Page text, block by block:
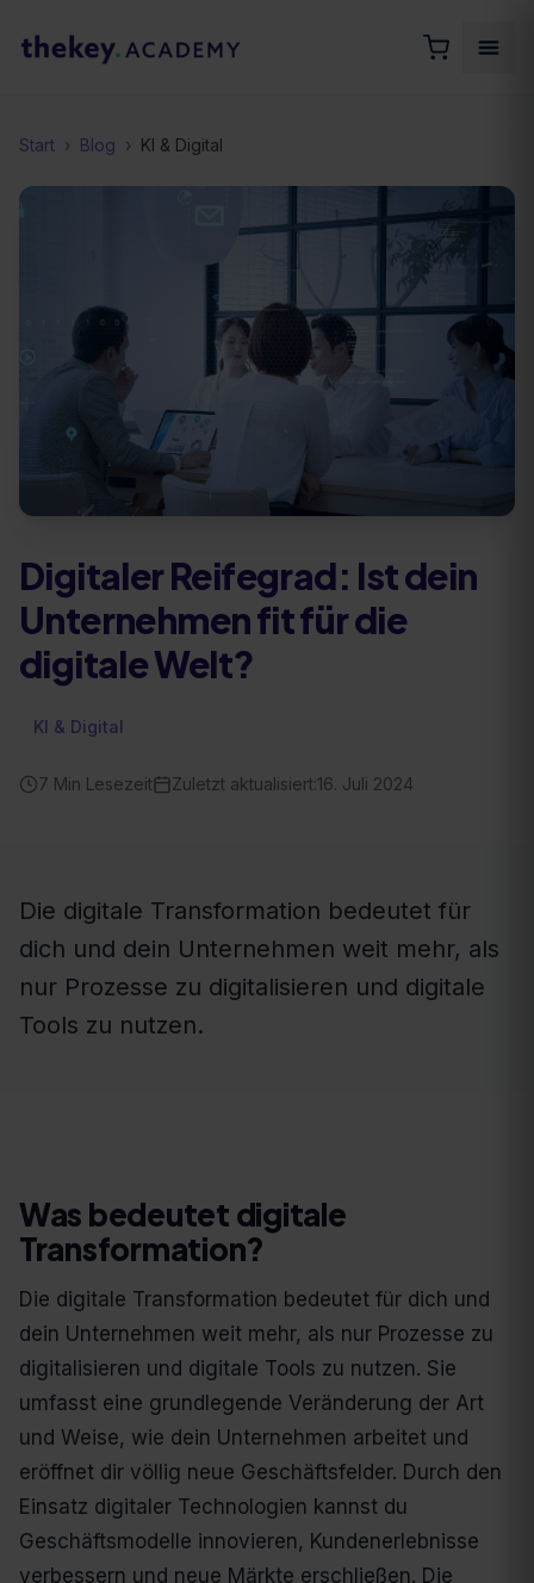
Start › Blog › KI & Digital
Digitaler Reifegrad: Ist dein
Unternehmen fit für die
digitale Welt?
KI & Digital
7 Min Lesezeit Zuletzt aktualisiert:16. Juli 2024
Die digitale Transformation bedeutet für
dich und dein Unternehmen weit mehr, als
nur Prozesse zu digitalisieren und digitale
Tools zu nutzen.
Was bedeutet digitale
Transformation?
Die digitale Transformation bedeutet für dich und
dein Unternehmen weit mehr, als nur Prozesse zu
digitalisieren und digitale Tools zu nutzen. Sie
umfasst eine grundlegende Veränderung der Art
und Weise, wie dein Unternehmen arbeitet und
eröffnet dir völlig neue Geschäftsfelder. Durch den
Einsatz digitaler Technologien kannst du
Geschäftsmodelle innovieren, Kundenerlebnisse
verbessern und neue Märkte erschließen. Die